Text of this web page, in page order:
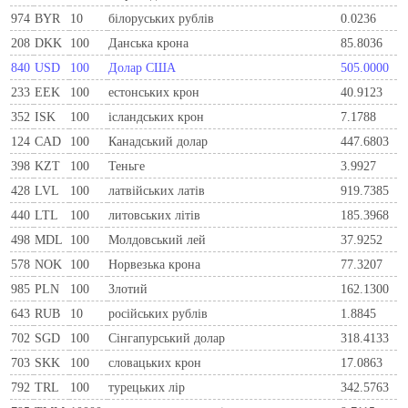
974 BYR 10 білоруських рублів
0.0236
208 DKK 100 Данська крона
85.8036
840 USD 100 Долар США
505.0000
233 EEK 100 естонських крон
40.9123
352 ISK 100 ісландських крон
7.1788
124 CAD 100 Канадський долар
447.6803
398 KZT 100 Теньге
3.9927
428 LVL 100 латвійських латів
919.7385
440 LTL 100 литовських літів
185.3968
498 MDL 100 Молдовський лей
37.9252
578 NOK 100 Норвезька крона
77.3207
985 PLN 100 Злотий
162.1300
643 RUB 10 російських рублів
1.8845
702 SGD 100 Сінгапурський долар
318.4133
703 SKK 100 словацьких крон
17.0863
792 TRL 100 турецьких лір
342.5763